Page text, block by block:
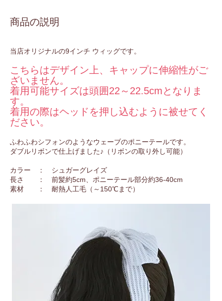
商品の説明
当店オリジナルの9インチ ウィッグです。
こちらはデザイン上、キャップに伸縮性がご
ざいません。
着用可能サイズは頭囲22～22.5cmとなりま
す。
着用の際はヘッドを押し込むように被せてく
ださい。
ふわふわシフォンのようなウェーブのポニーテールです。
ダブルリボンで仕上げました♪（リボンの取り外し可能）
カラー ： シュガーグレイズ
長さ ： 前髪約5cm、ポニーテール部分約36-40cm
素材 ： 耐熱人工毛（～150℃まで）